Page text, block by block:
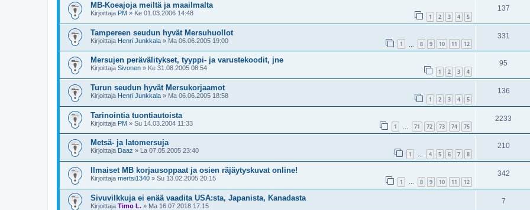
MB-Koeajoja meiltä ja maailmalta
Kirjoittaja PM » Ke 01.03.2006 14:48 1 2 3 4 5
137
Tampereen seudun hyvät Mersuhuollot
Kirjoittaja Henri Junkkala » Ma 06.06.2005 19:00 1 8 9 10 11 12
331
Mersujen perävälitykset, tyyppi- ja varustekoodit, jne
Kirjoittaja Sivonen » Ke 31.08.2005 08:54 1 2 3 4
95
Turun seudun hyvät Mersukorjaamot
Kirjoittaja Henri Junkkala » Ma 06.06.2005 18:58 1 2 3 4 5
136
Tarinointia tuontiautoista
Kirjoittaja PM » Su 14.03.2004 11:33 1 71 72 73 74 75
2233
Metsä- ja latomersuja
Kirjoittaja Daaz » La 07.05.2005 23:40 1 … 4 5 6 7 8
210
Ilmaiset MB korjausoppaat ja osien räjäytyskuvat online!
Kirjoittaja mertsi1340 » Su 13.02.2005 20:15 1 … 8 9 10 11 12
342
Sivuvilkkuja ei enää vaadita USA:sta, Japanista, Kanadasta
Kirjoittaja Timo L. » Ma 16.07.2018 17:15
7